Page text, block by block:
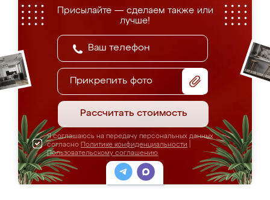
Присылайте — сделаем также или
лучше!
Прикрепить фото
Рассчитать стоимость
Я соглашаюсь на передачу персональных данных
согласно Политике конфиденциальности
Пользовательскому соглашению